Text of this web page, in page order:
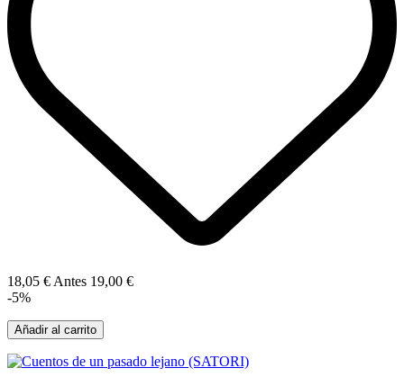
18,05 € Antes 19,00 €
-5%
Añadir al carrito